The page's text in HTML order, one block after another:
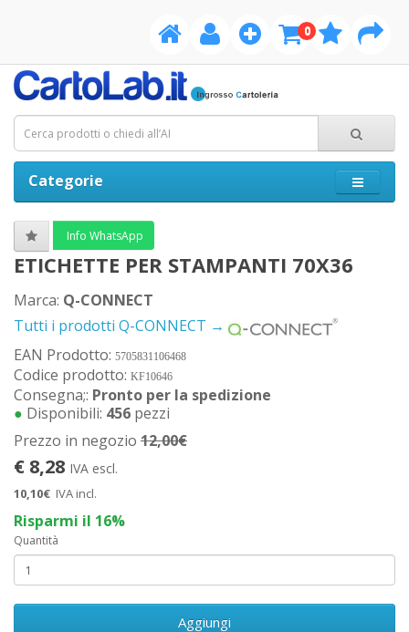
0
Categorie
Info WhatsApp
ETICHETTE PER STAMPANTI 70X36
Marca: Q-CONNECT
Tutti i prodotti Q-CONNECT →
EAN Prodotto: 5705831106468
Codice prodotto: KF10646
Consegna;: Pronto per la spedizione
● Disponibili: 456 pezzi
Prezzo in negozio 12,00€
€ 8,28 IVA escl.
10,10€ IVA incl.
Risparmi il 16%
Quantità
Aggiungi